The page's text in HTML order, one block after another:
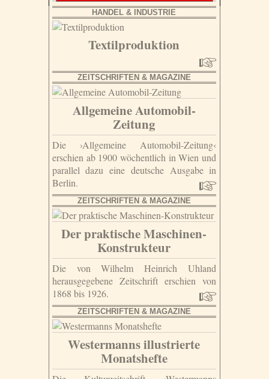
HANDEL & INDUSTRIE
Textilproduktion
ZEITSCHRIFTEN & MAGAZINE
Allgemeine Automobil-
Zeitung
Die ›Allgemeine Automobil-Zeitung‹
erschien ab 1900 wöchentlich in Wien und
parallel dazu eine deutsche Ausgabe in
Berlin.
ZEITSCHRIFTEN & MAGAZINE
Der praktische Maschinen-
Konstrukteur
Die von Wilhelm Heinrich Uhland
herausgegebene Zeitschrift erschien von
1868 bis 1926.
ZEITSCHRIFTEN & MAGAZINE
Westermanns illustrierte
Monatshefte